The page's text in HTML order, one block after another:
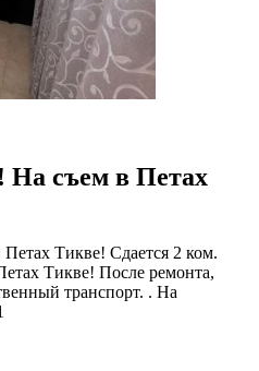
На съем в Петах
Тикве! Сдается 2 ком.
Тикве! После ремонта,
транспорт. . На